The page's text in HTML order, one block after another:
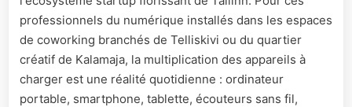
professionnels du numérique installés dans les espaces
de coworking branchés de Telliskivi ou du quartier
créatif de Kalamaja, la multiplication des appareils à
charger est une réalité quotidienne : ordinateur
portable, smartphone, tablette, écouteurs sans fil,